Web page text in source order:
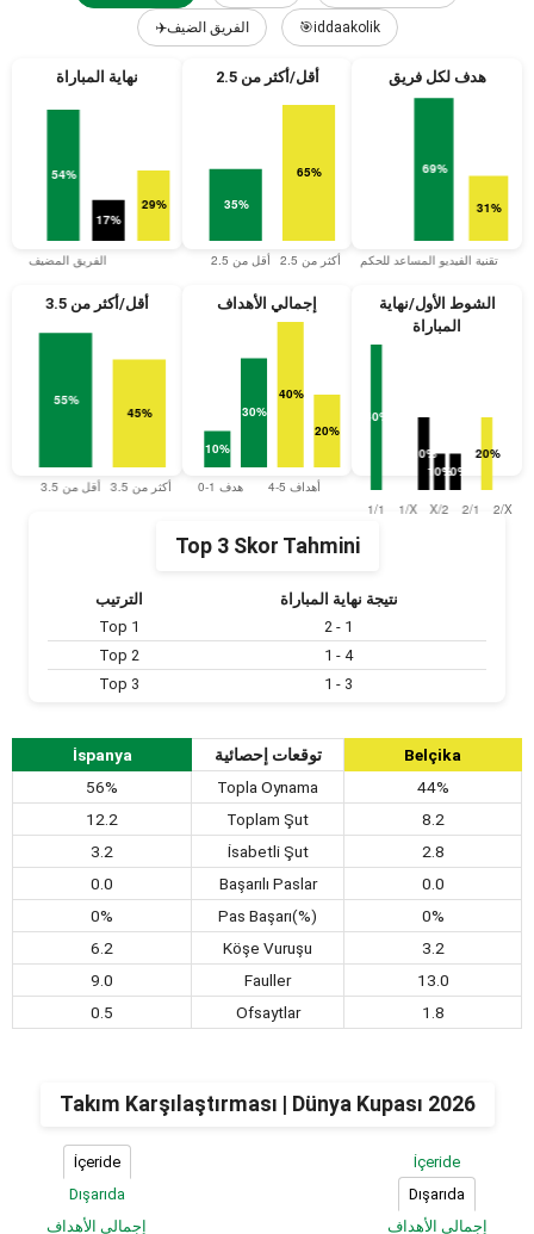
✈️الفريق الضيف 🎯iddaakolik
نهاية المباراة أقل/أكثر من 2.5 هدف لكل فريق
أقل/أكثر من 3.5 إجمالي الأهداف
الشوط الأول/نهاية
المباراة
Top 3 Skor Tahmini
الترتيب
نتيجة نهاية المباراة
Top 1
2 - 1
Top 2
1 - 4
Top 3
1 - 3
İspanya توقعات إحصائية
Belçika
56%
Topla Oynama
44%
12.2
Toplam Şut
8.2
3.2
İsabetli Şut
2.8
0.0
Başarılı Paslar
0.0
0%
Pas Başarı(%)
0%
6.2
Köşe Vuruşu
3.2
9.0
Fauller
13.0
0.5
Ofsaytlar 1.8
Takım Karşılaştırması | Dünya Kupası 2026
İçeride
Dışarıda
إجمالي الأهداف
İçeride
Dışarıda
إجمالي الأهداف